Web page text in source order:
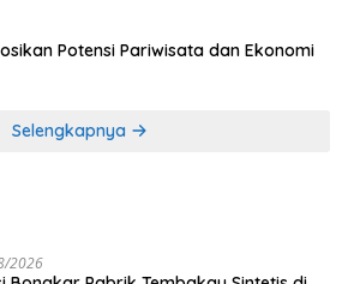
Potensi Pariwisata dan Ekonomi
Selengkapnya
2026